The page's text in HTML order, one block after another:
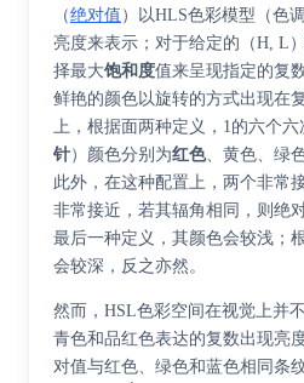
（绝对值 ）以HLS色彩模型（色
亮度来表示；对于给定的（H, L
择最大饱和度值来呈现指定的复
鲜艳的颜色以旋转的方式出现在
上，根据面两种定义，1的六个六
针）颜色分别为红色、黄色、绿
此外，在这种配置上，两个非常
非常接近，若其辐角相同，则绝
最后一种定义，其颜色会较浅；
会较深，反之亦然。
然而，HSL色彩空间在视觉上并
青色和品红色表达的复数出现亮
对值与红色、绿色和蓝色相同条